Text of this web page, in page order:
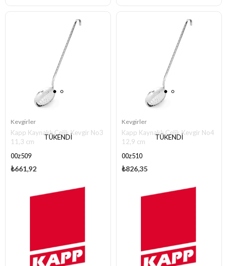
TÜKENDI
Kevgirler
Kapp Kaynaklı Çelik Kevgir No3
11,3 cm
00z509
₺661,92
TÜKENDI
Kevgirler
Kapp Kaynaklı Çelik Kevgir No4
12,9 cm
00z510
₺826,35